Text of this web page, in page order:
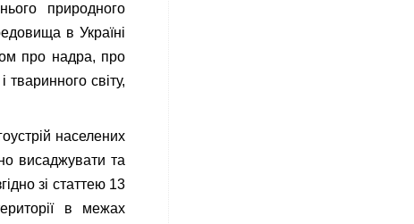
природного
в Україні
про надра, про
світу,
населених
висаджувати та
зі статтею 13
в межах